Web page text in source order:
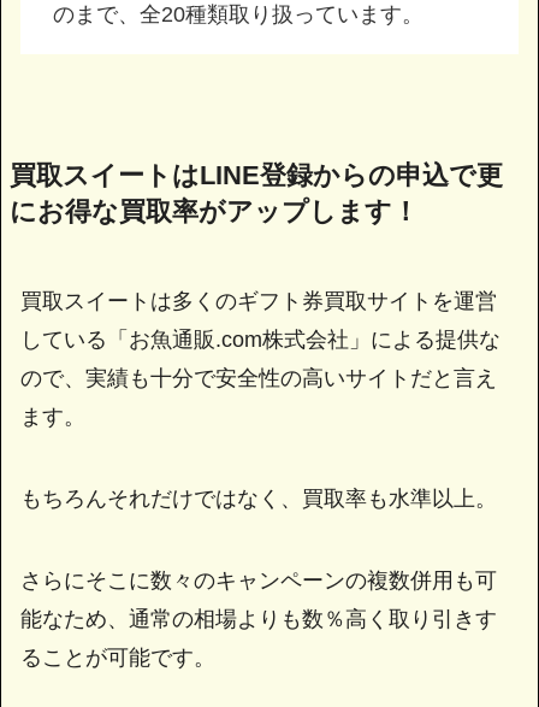
のまで、全20種類取り扱っています。
買取スイートはLINE登録からの申込で更
にお得な買取率がアップします！
買取スイートは多くのギフト券買取サイトを運営
している「お魚通販.com株式会社」による提供な
ので、実績も十分で安全性の高いサイトだと言え
ます。
もちろんそれだけではなく、買取率も水準以上。
さらにそこに数々のキャンペーンの複数併用も可
能なため、通常の相場よりも数％高く取り引きす
ることが可能です。